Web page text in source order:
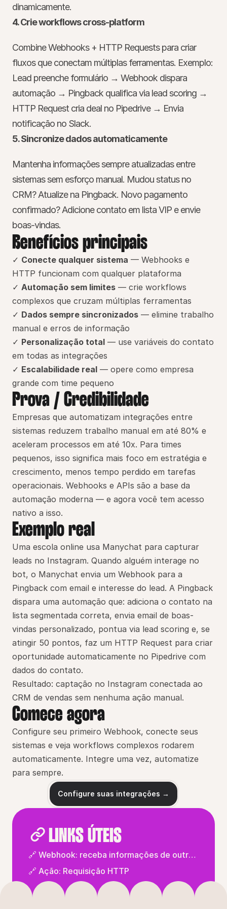
dinamicamente.
4. Crie workflows cross-platform
Combine Webhooks + HTTP Requests para criar
fluxos que conectam múltiplas ferramentas. Exemplo:
Lead preenche formulário → Webhook dispara
automação → Pingback qualifica via lead scoring →
HTTP Request cria deal no Pipedrive → Envia
notificação no Slack.
5. Sincronize dados automaticamente
Mantenha informações sempre atualizadas entre
sistemas sem esforço manual. Mudou status no
CRM? Atualize na Pingback. Novo pagamento
confirmado? Adicione contato em lista VIP e envie
boas-vindas.
Benefícios principais
✓ Conecte qualquer sistema — Webhooks e
HTTP funcionam com qualquer plataforma
✓ Automação sem limites — crie workflows
complexos que cruzam múltiplas ferramentas
✓ Dados sempre sincronizados — elimine trabalho
manual e erros de informação
✓ Personalização total — use variáveis do contato
em todas as integrações
✓ Escalabilidade real — opere como empresa
grande com time pequeno
Prova / Credibilidade
Empresas que automatizam integrações entre
sistemas reduzem trabalho manual em até 80% e
aceleram processos em até 10x. Para times
pequenos, isso significa mais foco em estratégia e
crescimento, menos tempo perdido em tarefas
operacionais. Webhooks e APIs são a base da
automação moderna — e agora você tem acesso
nativo a isso.
Exemplo real
Uma escola online usa Manychat para capturar
leads no Instagram. Quando alguém interage no
bot, o Manychat envia um Webhook para a
Pingback com email e interesse do lead. A Pingback
dispara uma automação que: adiciona o contato na
lista segmentada correta, envia email de boas-
vindas personalizado, pontua via lead scoring e, se
atingir 50 pontos, faz um HTTP Request para criar
oportunidade automaticamente no Pipedrive com
dados do contato.
Resultado: captação no Instagram conectada ao
CRM de vendas sem nenhuma ação manual.
Comece agora
Configure seu primeiro Webhook, conecte seus
sistemas e veja workflows complexos rodarem
automaticamente. Integre uma vez, automatize
para sempre.
Configure suas integrações →
LINKS ÚTEIS
🔗 Webhook: receba informações de outras
plataformas
🔗 Ação: Requisição HTTP